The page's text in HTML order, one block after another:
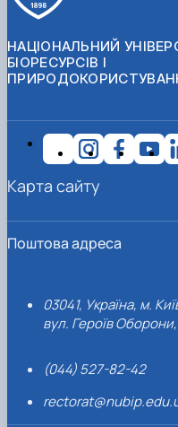
НАЦІОНАЛЬНИЙ
БІОРЕСУРСІВ І
Поштова адреса
03041, Україна, м.
вул. Героїв
(044) 527-82-42
Карта сайту